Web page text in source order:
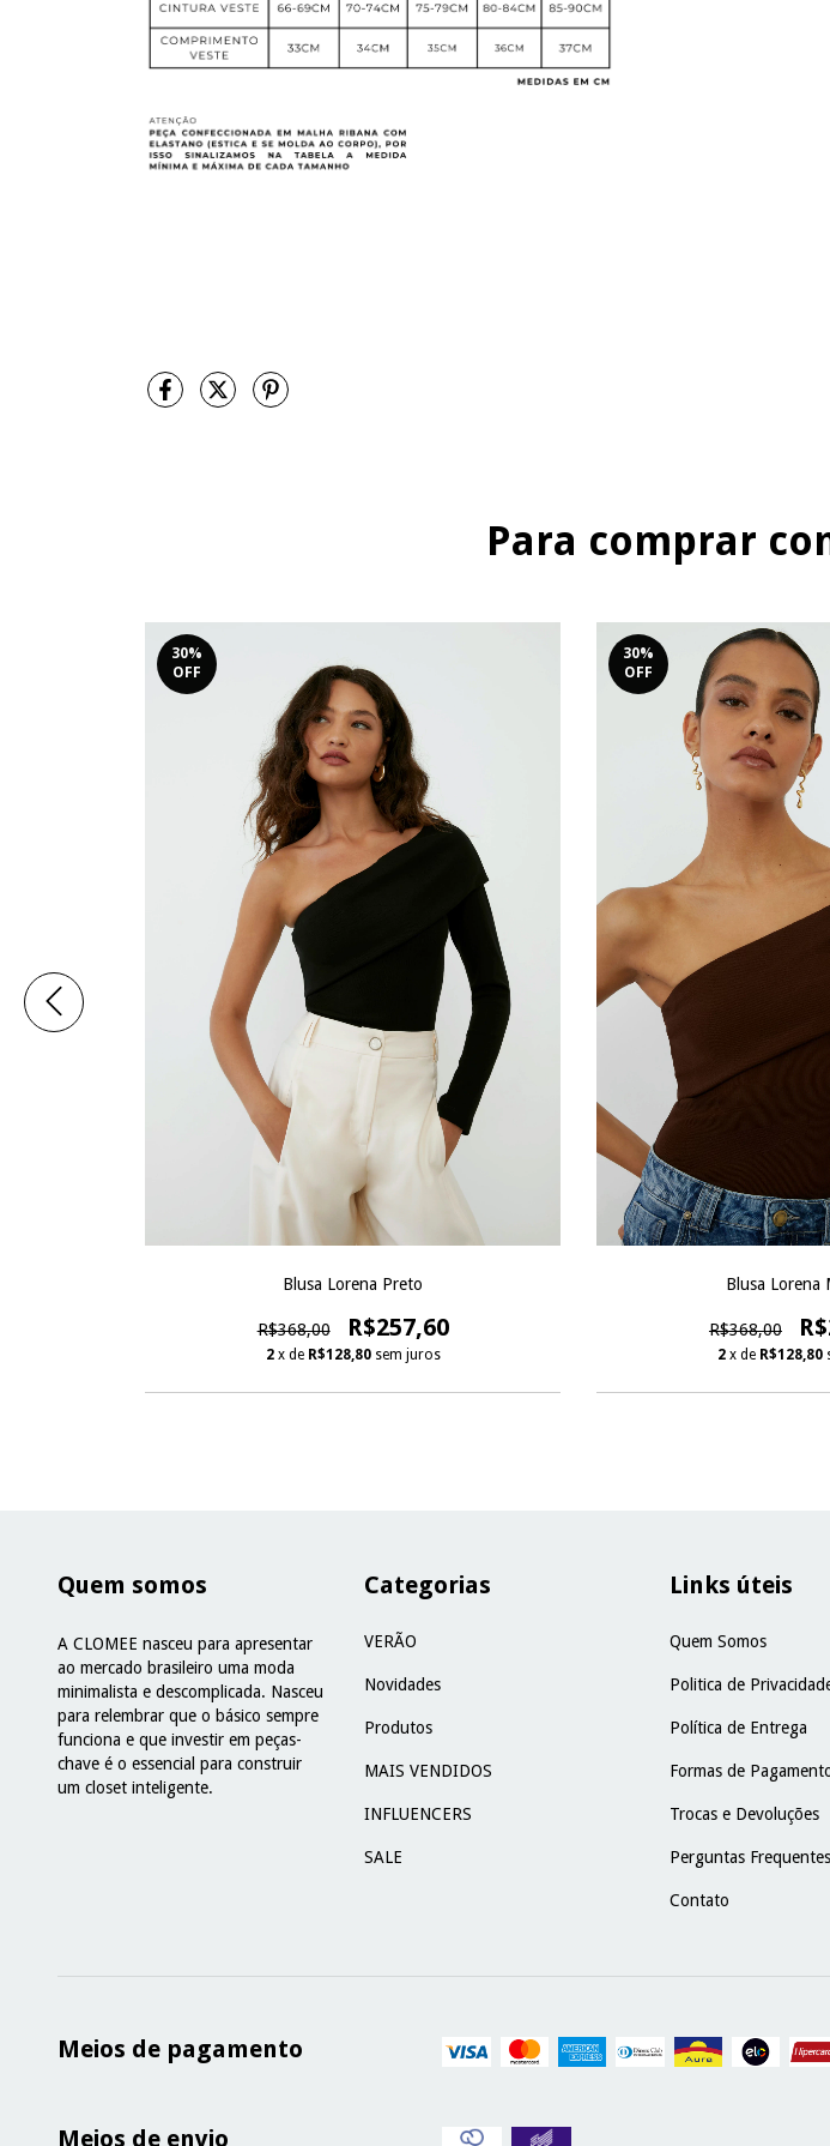
Para comprar
30%
OFF
Blusa Lorena Preto
R$368,00 R$257,60
2 x de R$128,80 sem juros
30%
OFF
Blusa Lorena
R$368,00
2 x de R$128,80
Quem somos
A CLOMEE nasceu para apresentar
ao mercado brasileiro uma moda
minimalista e descomplicada. Nasceu
para relembrar que o básico sempre
funciona e que investir em peças-
chave é o essencial para construir
um closet inteligente.
Categorias
VERÃO
Novidades
Produtos
MAIS VENDIDOS
INFLUENCERS
SALE
Links úteis
Quem Somos
Politica de
Política de Entrega
Formas de
Trocas e Devoluções
Perguntas Frequentes
Contato
Meios de pagamento
Meios de envio